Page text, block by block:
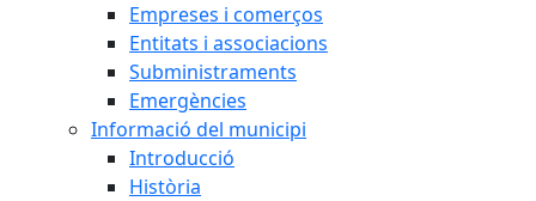
Empreses i comerços
Entitats i associacions
Subministraments
Emergències
Informació del municipi
Introducció
Història